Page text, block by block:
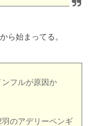
ら始まってる。
フルが原因か
のアデリーペンギ